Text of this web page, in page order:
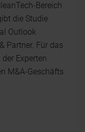
Bereich
die Studie
Outlook
Partner. Für das
Experten
M&A-Geschäfts